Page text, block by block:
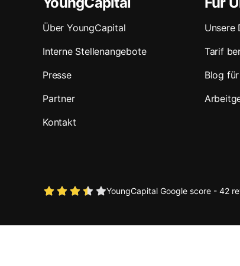
Über YoungCapital
Interne Stellenangebote
Presse
Partner
Kontakt
Unsere
Tarif
Blog
YoungCapital Google score - 42